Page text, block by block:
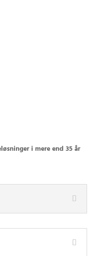
i mere end 35 år